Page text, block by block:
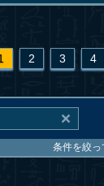
2 3 4
条件を絞っ